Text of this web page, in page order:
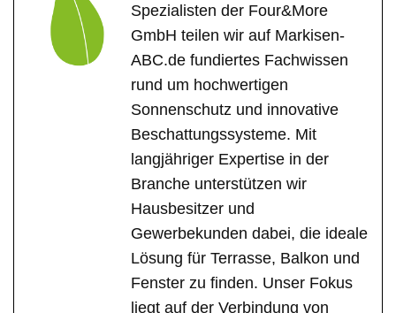
Spezialisten der Four&More
GmbH teilen wir auf Markisen-
ABC.de fundiertes Fachwissen
rund um hochwertigen
Sonnenschutz und innovative
Beschattungssysteme. Mit
langjähriger Expertise in der
Branche unterstützen wir
Hausbesitzer und
Gewerbekunden dabei, die ideale
Lösung für Terrasse, Balkon und
Fenster zu finden. Unser Fokus
liegt auf der Verbindung von